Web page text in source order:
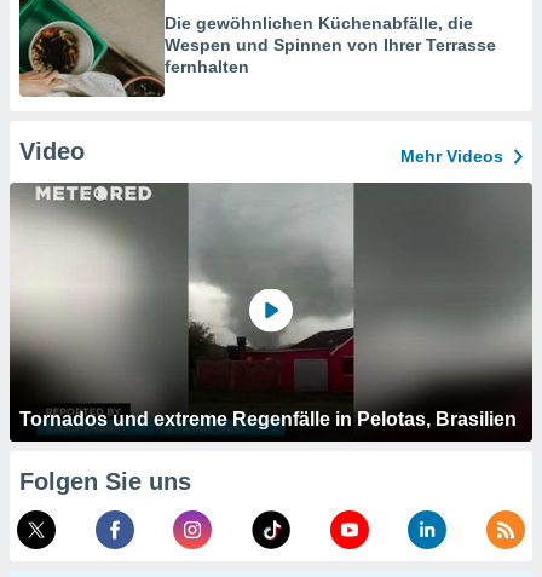
Die gewöhnlichen Küchenabfälle, die
Wespen und Spinnen von Ihrer Terrasse
fernhalten
Video Mehr Videos
Tornados und extreme Regenfälle in Pelotas, Brasilien
Folgen Sie uns